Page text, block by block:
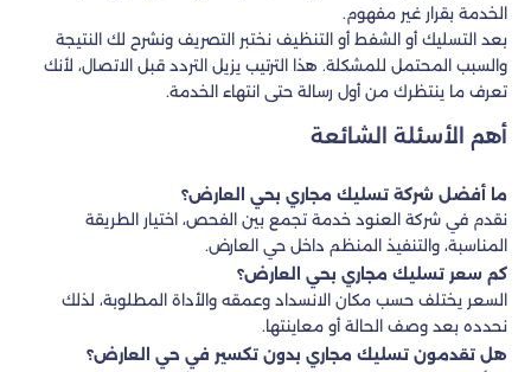
الخدمة بقرار غير مفهوم.
بعد التسليك أو الشفط أو التنظيف نختبر التصريف ونشرح لك النتيجة
والسبب المحتمل للمشكلة. هذا الترتيب يزيل التردد قبل الاتصال، لأنك
تعرف ما ينتظرك من أول رسالة حتى انتهاء الخدمة.
أهم الأسئلة الشائعة
ما أفضل شركة تسليك مجاري بحي العارض؟
نقدم في شركة العنود خدمة تجمع بين الفحص، اختيار الطريقة
المناسبة، والتنفيذ المنظم داخل حي العارض.
كم سعر تسليك مجاري بحي العارض؟
السعر يختلف حسب مكان الانسداد وعمقه والأداة المطلوبة، لذلك
نحدده بعد وصف الحالة أو معاينتها.
هل تقدمون تسليك مجاري بدون تكسير في حي العارض؟